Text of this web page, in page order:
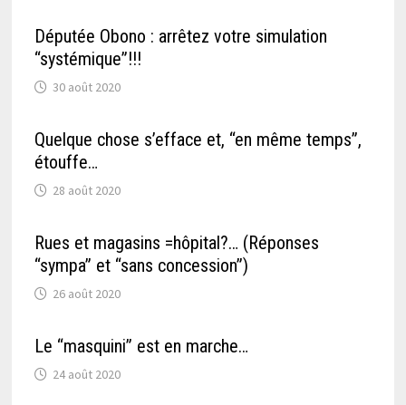
Députée Obono : arrêtez votre simulation
“systémique”!!!
30 août 2020
Quelque chose s’efface et, “en même temps”,
étouffe…
28 août 2020
Rues et magasins =hôpital?… (Réponses
“sympa” et “sans concession”)
26 août 2020
Le “masquini” est en marche…
24 août 2020